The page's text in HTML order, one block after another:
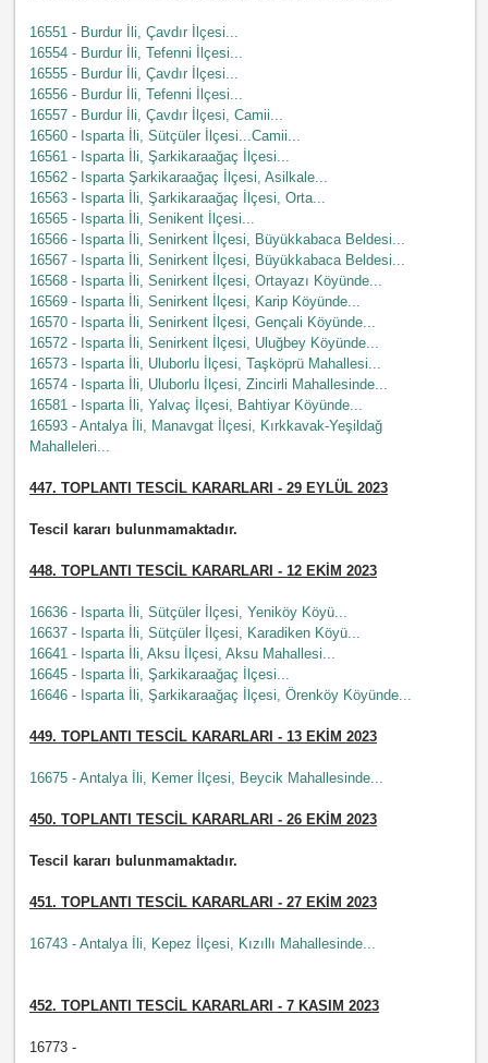
16551 - Burdur İli, Çavdır İlçesi...
16554 - Burdur İli, Tefenni İlçesi...
16555 - Burdur İli, Çavdır İlçesi...
16556 - Burdur İli, Tefenni İlçesi...
16557 - Burdur İli, Çavdır İlçesi, Camii...
16560 - Isparta İli, Sütçüler İlçesi...Camii...
16561 - Isparta İli, Şarkikaraağaç İlçesi...
16562 - Isparta Şarkikaraağaç İlçesi, Asilkale...
16563 - Isparta İli, Şarkikaraağaç İlçesi, Orta...
16565 - Isparta İli, Senikent İlçesi...
16566 - Isparta İli, Senirkent İlçesi, Büyükkabaca Beldesi...
16567 - Isparta İli, Senirkent İlçesi, Büyükkabaca Beldesi...
16568 - Isparta İli, Senirkent İlçesi, Ortayazı Köyünde...
16569 - Isparta İli, Senirkent İlçesi, Karip Köyünde...
16570 - Isparta İli, Senirkent İlçesi, Gençali Köyünde...
16572 - Isparta İli, Senirkent İlçesi, Uluğbey Köyünde...
16573 - Isparta İli, Uluborlu İlçesi, Taşköprü Mahallesi...
16574 - Isparta İli, Uluborlu İlçesi, Zincirli Mahallesinde...
16581 - Isparta İli, Yalvaç İlçesi, Bahtiyar Köyünde...
16593 - Antalya İli, Manavgat İlçesi, Kırkkavak-Yeşildağ
Mahalleleri...
447. TOPLANTI TESCİL KARARLARI - 29 EYLÜL 2023
Tescil kararı bulunmamaktadır.
448. TOPLANTI TESCİL KARARLARI - 12 EKİM 2023
16636 - Isparta İli, Sütçüler İlçesi, Yeniköy Köyü...
16637 - Isparta İli, Sütçüler İlçesi, Karadiken Köyü...
16641 - Isparta İli, Aksu İlçesi, Aksu Mahallesi...
16645 - Isparta İli, Şarkikaraağaç İlçesi...
16646 - Isparta İli, Şarkikaraağaç İlçesi, Örenköy Köyünde...
449. TOPLANTI TESCİL KARARLARI - 13 EKİM 2023
16675 - Antalya İli, Kemer İlçesi, Beycik Mahallesinde...
450. TOPLANTI TESCİL KARARLARI - 26 EKİM 2023
Tescil kararı bulunmamaktadır.
451. TOPLANTI TESCİL KARARLARI - 27 EKİM 2023
16743 - Antalya İli, Kepez İlçesi, Kızıllı Mahallesinde...
452. TOPLANTI TESCİL KARARLARI - 7 KASIM 2023
16773 -